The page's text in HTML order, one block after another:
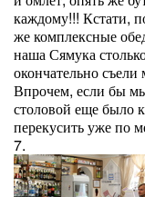
каждому!!! Кстати,
же комплексные
наша Сямука
окончательно
Впрочем, если бы
столовой еще было
перекусить уже по
7.